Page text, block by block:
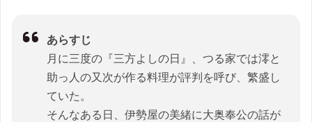
あらすじ
月に三度の『三方よしの日』、つる家では澪と
助っ人の又次が作る料理が評判を呼び、繁盛し
ていた。
そんなある日、伊勢屋の美緒に大奥奉公の話が